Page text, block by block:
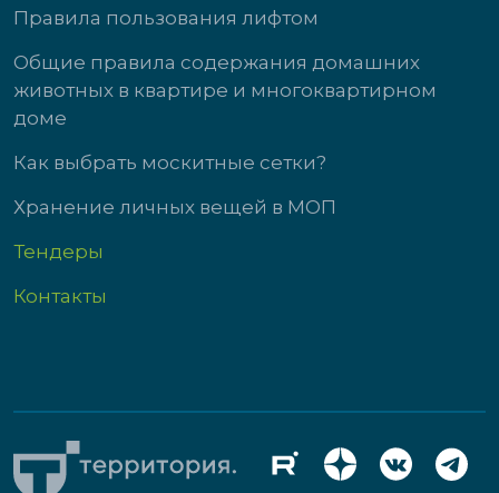
Правила пользования лифтом
Общие правила содержания домашних
животных в квартире и многоквартирном
доме
Как выбрать москитные сетки?
Хранение личных вещей в МОП
Тендеры
Контакты